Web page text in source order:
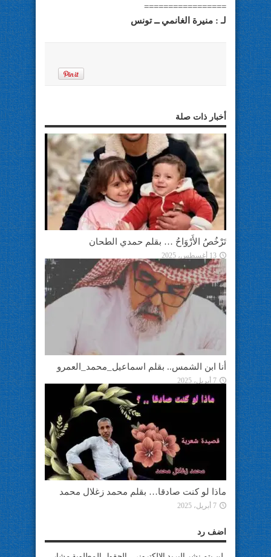
=================
لـ : منيرة الغانمي ــ تونس
أخبار ذات صلة
تَرْخُصُ الأَرْوَاحُ … بقلم حمدي الطحان
13 أغسطس، 2025
أنا ابن الشمس.. بقلم اسماعيل_محمد_العمرو
7 أبريل، 2025
ماذا لو كنت صادقا… بقلم محمد زغلال محمد
7 أبريل، 2025
اضف رد